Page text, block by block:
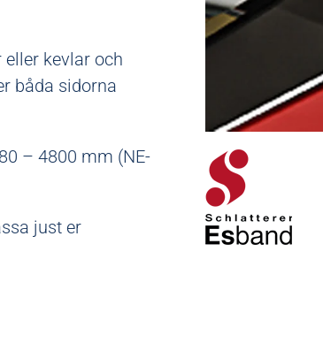
kevlar och
båda sidorna
– 4800 mm (NE-
just er